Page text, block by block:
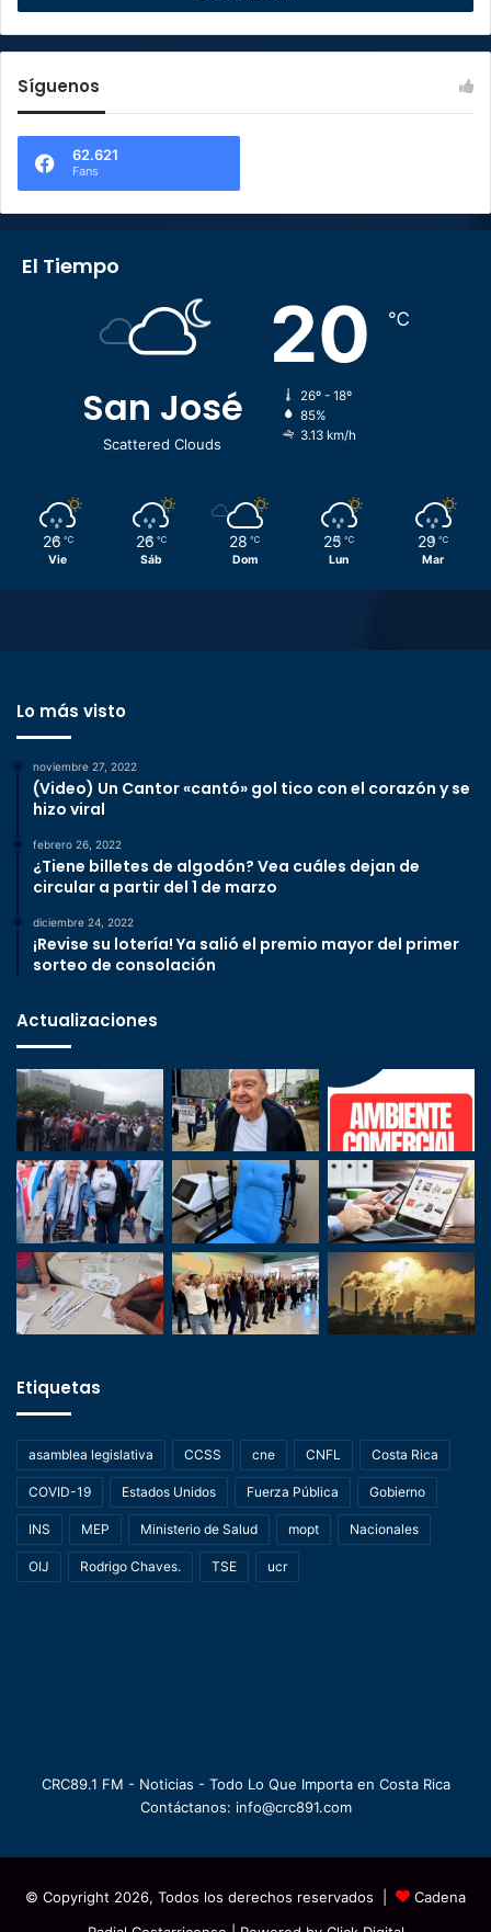
Síguenos
62.621
Fans
El Tiempo
San José
Scattered Clouds
20 ℃
26º - 18º
85%
3.13 km/h
26 ℃
Vie
26 ℃
Sáb
28 ℃
Dom
25 ℃
Lun
29 ℃
Mar
Lo más visto
noviembre 27, 2022
(Video) Un Cantor «cantó» gol tico con el corazón y se
hizo viral
febrero 26, 2022
¿Tiene billetes de algodón? Vea cuáles dejan de
circular a partir del 1 de marzo
diciembre 24, 2022
¡Revise su lotería! Ya salió el premio mayor del primer
sorteo de consolación
Actualizaciones
Etiquetas
asamblea legislativa CCSS cne CNFL Costa Rica
COVID-19 Estados Unidos Fuerza Pública Gobierno
INS MEP Ministerio de Salud mopt Nacionales
OIJ Rodrigo Chaves. TSE ucr
CRC89.1 FM - Noticias - Todo Lo Que Importa en Costa Rica
Contáctanos: info@crc891.com
© Copyright 2026, Todos los derechos reservados |
Cadena